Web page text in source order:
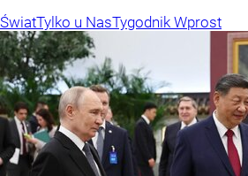
ŚwiatTylko u NasTygodnik Wprost